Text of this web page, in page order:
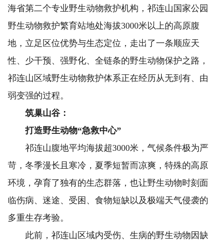
海省第二个专业野生动物救护机构，祁连山国家公园
野生动物救护繁育站地处海拔3000米以上的高原腹
地，立足区位优势与生态定位，走出了一条顺应天
性、少干预、强野化、全链条的野生动物保护之路，
祁连山区域野生动物救护体系正在经历从无到有、由
弱变强的过程。
筑巢山谷：
打造野生动物“急救中心”
祁连山腹地平均海拔超3000米，气候条件极为严
苛，冬季漫长且寒冷，夏季短暂而凉爽，特殊的高原
环境，孕育了独有的生态群落，也让野生动物时刻面
临伤病、迷途、受困、食物短缺以及极端天气侵袭的
多重生存考验。
此前，祁连山区域内受伤、生病的野生动物因缺